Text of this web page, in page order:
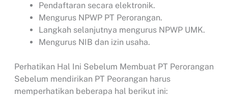
Pendaftaran secara elektronik.
Mengurus NPWP PT Perorangan.
Langkah selanjutnya mengurus NPWP UMK.
Mengurus NIB dan izin usaha.
Perhatikan Hal Ini Sebelum Membuat PT Perorangan
Sebelum mendirikan PT Peorangan harus
memperhatikan beberapa hal berikut ini: